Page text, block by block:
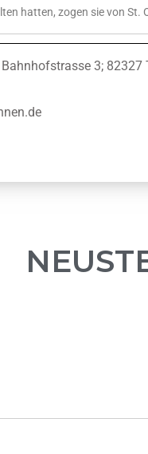
hatten, zogen sie von St.
3;